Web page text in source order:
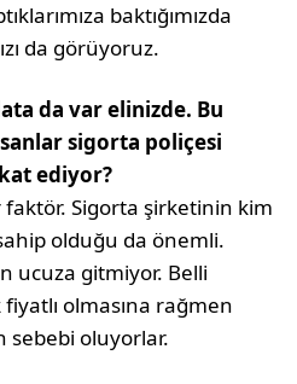
baktığımızda
da görüyoruz.
da var elinizde. Bu
sigorta poliçesi
ediyor?
Sigorta şir­ketinin kim
olduğu da önemli.
ucuza gitmiyor. Belli
olmasına rağmen
sebebi oluyorlar.